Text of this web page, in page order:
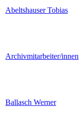
Abeltshauser Tobias
Archivmitarbeiter/innen
Ballasch Werner